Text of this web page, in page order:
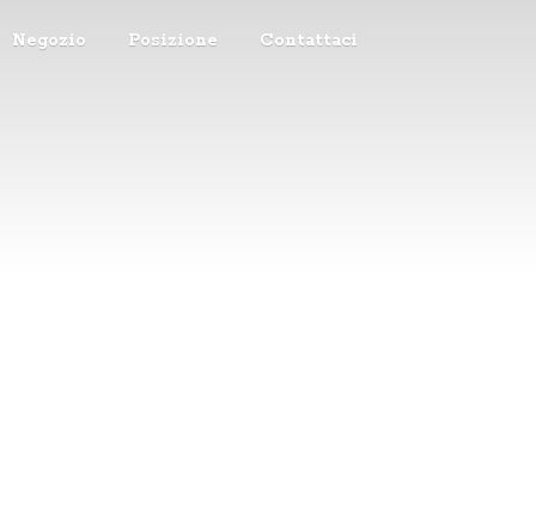
Negozio Posizione Contattaci